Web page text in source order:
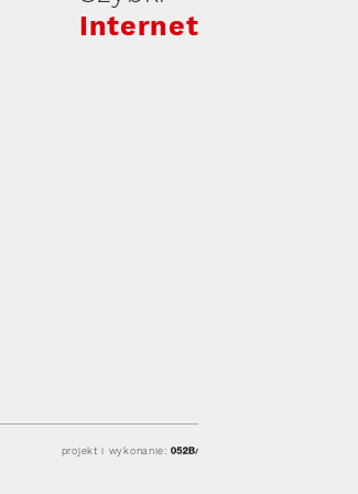
Internet
projekt i wykonanie: